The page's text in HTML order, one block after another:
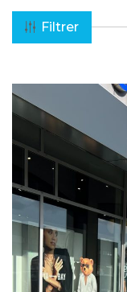
Filtrer